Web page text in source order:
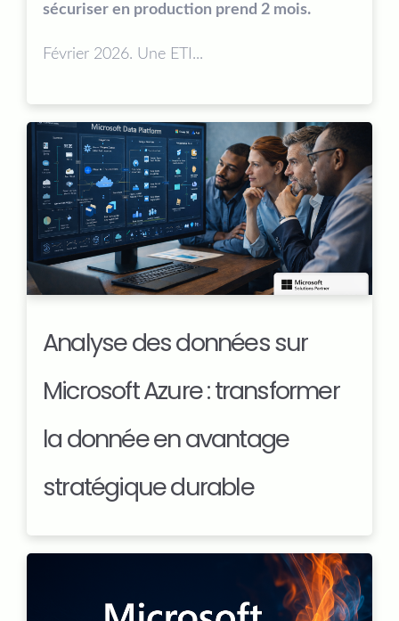
sécuriser en production prend 2 mois.
Février 2026. Une ETI...
Analyse des données sur
Microsoft Azure : transformer
la donnée en avantage
stratégique durable